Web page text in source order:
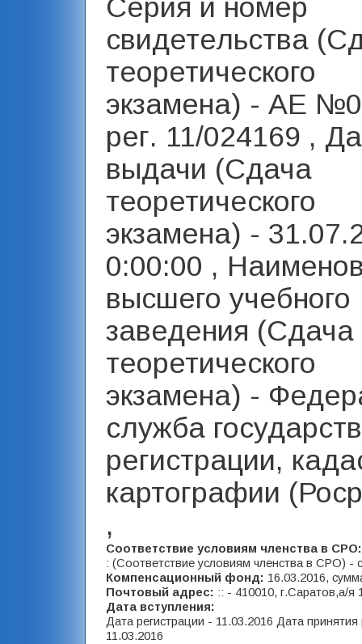
Серия и номер
свидетельства
теоретического
экзамена) - АЕ
рег. 11/024169 ,
выдачи (Сдача
теоретического
экзамена) -
0:00:00 ,
высшего учебного
заведения (Сдача
теоретического
экзамена) -
служба
регистрации,
картографии
,
Соответствие условиям членства в
: (Соответствие условиям членства в СРО) -
Компенсационный фонд: 16.03.2016,
Почтовый адрес: :: - 410010, г.Саратов,а/я
Дата вступления:
Дата регистрации - 11.03.2016 Дата
11.03.2016